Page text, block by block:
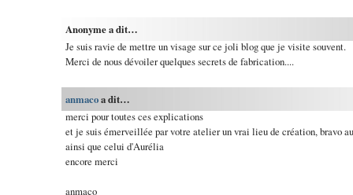
Anonyme a dit…
Je suis ravie de mettre un visage sur ce joli blog que je visite souvent.
Merci de nous dévoiler quelques secrets de fabrication....
anmacoa dit…
merci pour toutes ces explications
et je suis émerveillée par votre atelier un vrai lieu de création, bravo
ainsi que celui d'Aurélia
encore merci
anmaco